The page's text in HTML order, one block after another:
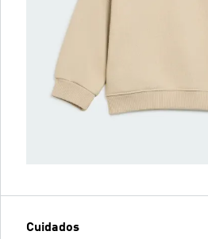
Cuidados